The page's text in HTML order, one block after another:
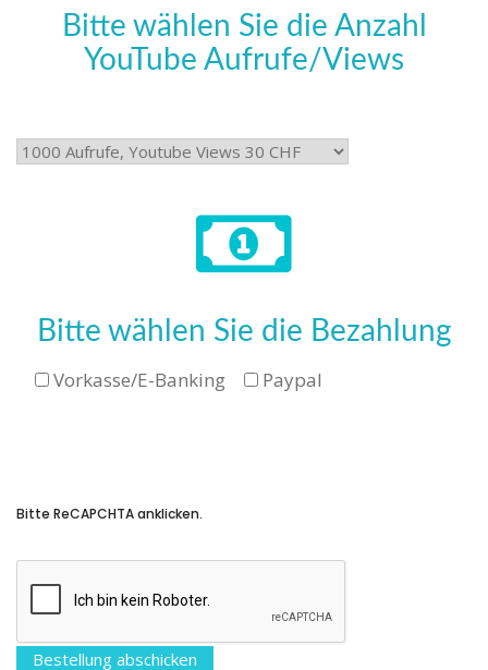
Bitte wählen Sie die Anzahl
YouTube Aufrufe/Views
Bitte wählen Sie die Bezahlung
Vorkasse/E-Banking Paypal
Bitte ReCAPCHTA anklicken.